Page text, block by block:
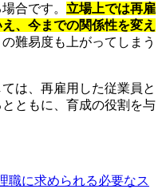
合です。 立場上では再雇
、今までの関係性を変え
難易度も上がってしまう
は、再雇用した従業員と
ともに、育成の役割を与
職に求められる必要なス